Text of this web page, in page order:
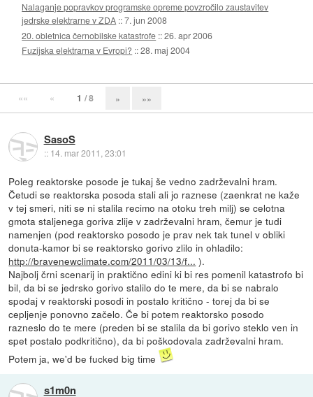
Nalaganje popravkov programske opreme povzročilo zaustavitev
jedrske elektrarne v ZDA ::7. jun 2008
20. obletnica černobilske katastrofe ::26. apr 2006
Fuzijska elektrarna v Evropi? ::28. maj 2004
«« « 1 / 8 » »»
SasoS
:: 14. mar 2011, 23:01
Poleg reaktorske posode je tukaj še vedno zadrževalni hram.
Četudi se reaktorska posoda stali ali jo raznese (zaenkrat ne kaže
v tej smeri, niti se ni stalila recimo na otoku treh milj) se celotna
gmota staljenega goriva zlije v zadrževalni hram, čemur je tudi
namenjen (pod reaktorsko posodo je prav nek tak tunel v obliki
donuta-kamor bi se reaktorsko gorivo zlilo in ohladilo:
http://bravenewclimate.com/2011/03/13/f... ).
Najbolj črni scenarij in praktično edini ki bi res pomenil katastrofo bi
bil, da bi se jedrsko gorivo stalilo do te mere, da bi se nabralo
spodaj v reaktorski posodi in postalo kritično - torej da bi se
cepljenje ponovno začelo. Če bi potem reaktorsko posodo
razneslo do te mere (preden bi se stalila da bi gorivo steklo ven in
spet postalo podkritično), da bi poškodovala zadrževalni hram.
Potem ja, we'd be fucked big time
s1m0n